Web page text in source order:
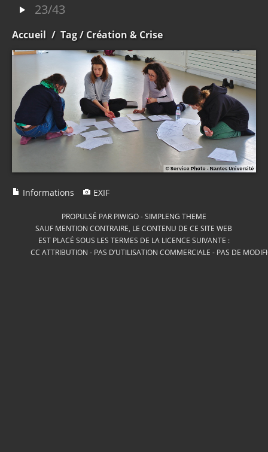
23/43
Accueil / Tag/ Création & Crise
Informations EXIF
PROPULSÉ PAR PIWIGO-SIMPLENG THEME
SAUF MENTION CONTRAIRE, LE CONTENU DE CE SITE WEB
EST PLACÉ SOUS LES TERMES DE LA LICENCE SUIVANTE :
CC ATTRIBUTION - PAS D’UTILISATION COMMERCIALE - PAS DE